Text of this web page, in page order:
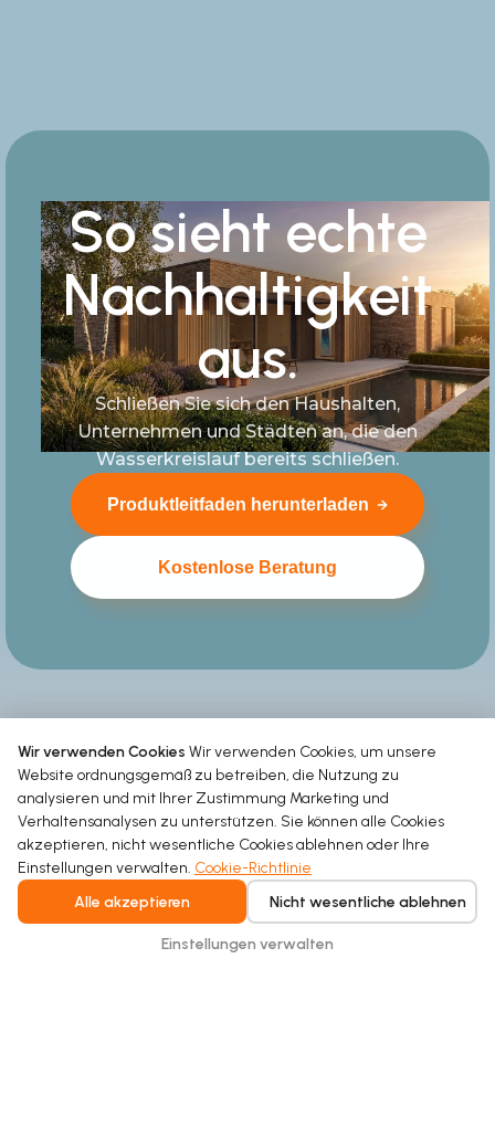
So sieht echte
Nachhaltigkeit
aus.
Schließen Sie sich den Haushalten,
Unternehmen und Städten an, die den
Wasserkreislauf bereits schließen.
Produktleitfaden herunterladen
Kostenlose Beratung
Intelligent water recycling for homes and
buildings. Safe, seamless, and built for
everyday comfort.
Wir verwenden Cookies Wir verwenden Cookies, um unsere
Website ordnungsgemäß zu betreiben, die Nutzung zu
analysieren und mit Ihrer Zustimmung Marketing und
Verhaltensanalysen zu unterstützen. Sie können alle Cookies
akzeptieren, nicht wesentliche Cookies ablehnen oder Ihre
Einstellungen verwalten. Cookie-Richtlinie
Alle akzeptieren
Nicht wesentliche ablehnen
Einstellungen verwalten